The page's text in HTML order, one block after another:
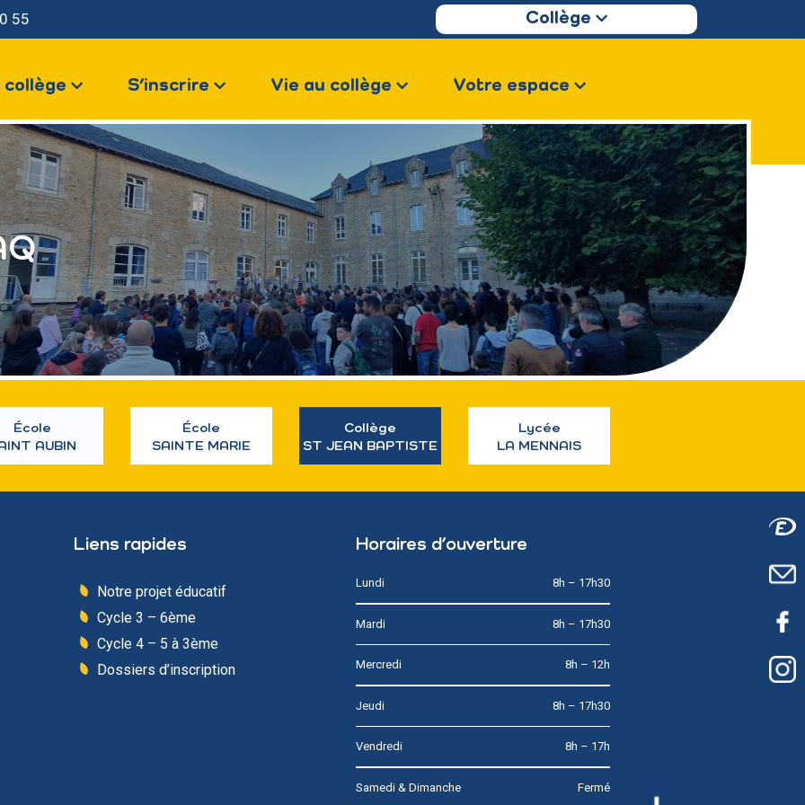
55 Collège
collège S’inscrire Vie au collège Votre espace
contacter
LE COLLÈGE
S’INSCRIRE
VIE AU COLLÈGE
VOTRE ESPACE
NOUS CONTACTER
École
AUBIN
École
SAINTE MARIE
Collège
ST JEAN BAPTISTE
Lycée
LA MENNAIS
Liens rapides
Notre projet éducatif
Cycle 3 – 6ème
Cycle 4 – 5 à 3ème
Dossiers d’inscription
Horaires d’ouverture
Lundi 8h – 17h30
Mardi 8h – 17h30
Mercredi 8h – 12h
Jeudi 8h – 17h30
Vendredi 8h – 17h
Samedi & Dimanche Fermé